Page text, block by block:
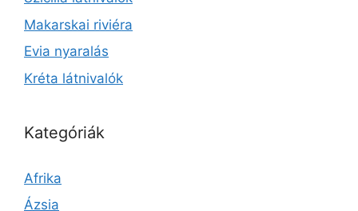
Makarskai riviéra
Evia nyaralás
Kréta látnivalók
Kategóriák
Afrika
Ázsia